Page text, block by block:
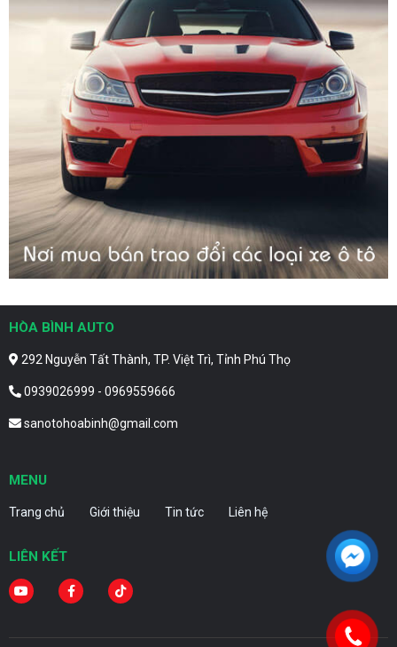
HÒA BÌNH AUTO
292 Nguyễn Tất Thành, TP. Việt Trì, Tỉnh Phú Thọ
0939026999 - 0969559666
sanotohoabinh@gmail.com
MENU
Trang chủ Giới thiệu Tin tức Liên hệ
LIÊN KẾT